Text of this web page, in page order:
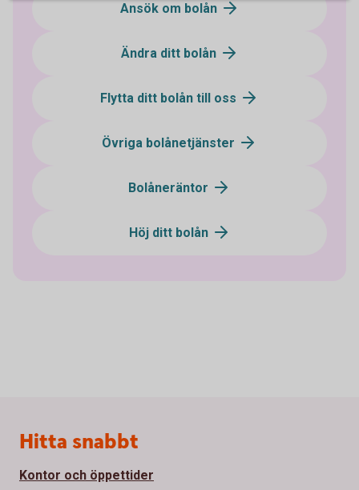
Ansök om bolån
Ändra ditt bolån
Flytta ditt bolån till oss
Övriga bolånetjänster
Bolåneräntor
Höj ditt bolån
Sidfot
Hitta snabbt
Kontor och öppettider